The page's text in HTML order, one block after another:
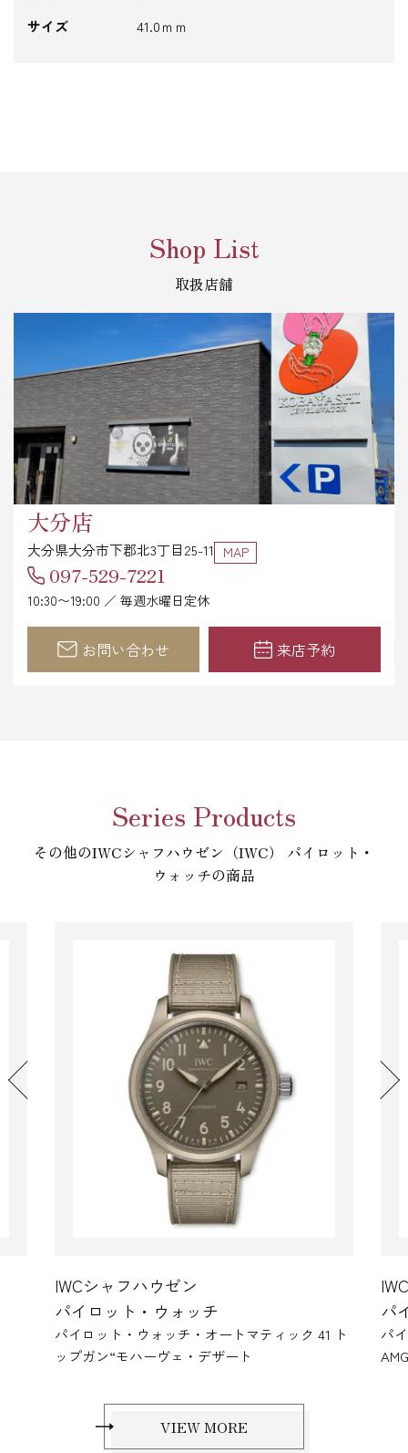
サイズ
41.0ｍｍ
Shop List
取扱店舗
大分店
大分県大分市下郡北3丁目25-11 MAP
097-529-7221
10:30〜19:00 ／ 毎週水曜日定休
お問い合わせ 来店予約
Series Products
その他のIWCシャフハウゼン（IWC） パイロット・
ウォッチの商品
IWCシャフハウゼン
パイロット・ウォッチ
パイロット・ウォッチ・マークXX “Mercedes-
AMG PETRONAS Formula One™ Team”
VIEW MORE